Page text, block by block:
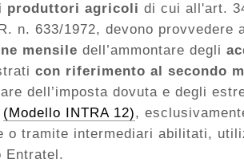
produttori agricoli di cui all'art.
n. 633/1972, devono provvedere
mensile dell’ammontare degli
con riferimento al secondo
dell’imposta dovuta e degli
(Modello INTRA 12),
o tramite intermediari abilitati,
Entratel.